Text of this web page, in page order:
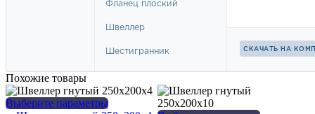
Похожие товары
Выберите параметрыЭтот